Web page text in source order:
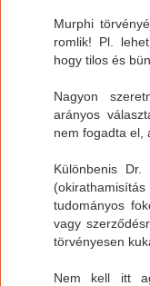
Murphi
romlik! Pl.
hogy tilos és
Nagyon
arányos
nem fogadta el,
Különbenis
tudományos
vagy
törvényesen
Nem kell itt